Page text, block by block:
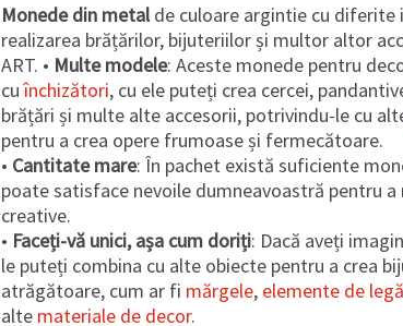
Monede din metal de culoare argintie cu diferite
realizarea brățărilor, bijuteriilor și multor altor
ART. • Multe modele: Aceste monede pentru
cuînchizători, cu ele puteți crea cercei,
brățări și multe alte accesorii, potrivindu-le cu
pentru a crea opere frumoase și fermecătoare.
• Cantitate mare: În pachet există suficiente
poate satisface nevoile dumneavoastră pentru a
creative.
• Faceți-vă unici, așa cum doriți: Dacă aveți
le puteți combina cu alte obiecte pentru a crea
atrăgătoare, cum ar fi mărgele, elemente de
alte materiale de decor.